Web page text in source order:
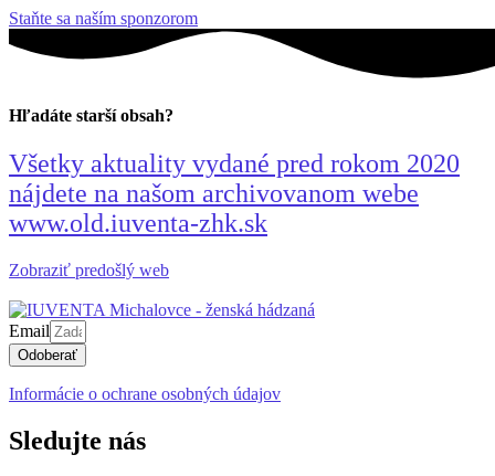
Staňte sa naším sponzorom
Hľadáte starší obsah?
Všetky aktuality vydané pred rokom 2020
nájdete na našom archivovanom webe
www.old.iuventa-zhk.sk
Zobraziť predošlý web
Email
Odoberať
Informácie o ochrane osobných údajov
Sledujte nás